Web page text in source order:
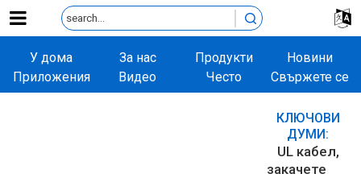
У дома За нас Продукти
Новини
Приложения
Видео
Често
задавани
Свържете се
с нас
КЛЮЧОВИ
ДУМИ:
UL кабел
закачете